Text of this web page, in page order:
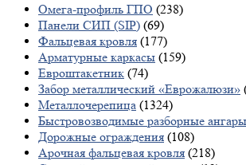
Омега-профиль ГПО (238)
Панели СИП (SIP) (69)
Фальцевая кровля (177)
Арматурные каркасы (159)
Евроштакетник (74)
Забор металлический «Еврожалюзи»
Металлочерепица (1324)
Быстровозводимые разборные ангары
Дорожные ограждения (108)
Арочная фальцевая кровля (218)